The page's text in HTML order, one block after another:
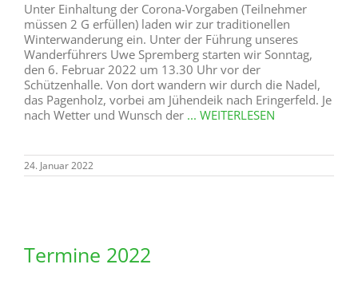
Unter Einhaltung der Corona-Vorgaben (Teilnehmer
müssen 2 G erfüllen) laden wir zur traditionellen
Winterwanderung ein. Unter der Führung unseres
Wanderführers Uwe Spremberg starten wir Sonntag,
den 6. Februar 2022 um 13.30 Uhr vor der
Schützenhalle. Von dort wandern wir durch die Nadel,
das Pagenholz, vorbei am Jühendeik nach Eringerfeld. Je
nach Wetter und Wunsch der ... WEITERLESEN
24. Januar 2022
Termine 2022